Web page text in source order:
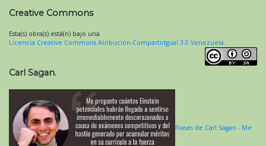
Creative Commons
Esta(s) obra(s) está(n) bajo una
Licencia Creative Commons Atribución-CompartirIgual 3.0 Venezuela.
Carl Sagan.
Frases de Carl Sagan - Me